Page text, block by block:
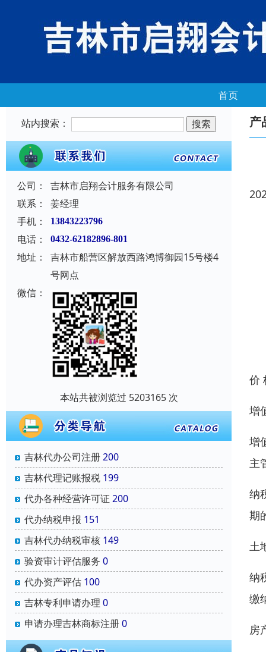
首页
站内搜索：
公司：
吉林市启翔会计服务有限公司
联系：
姜经理
手机：
13843223796
电话： 0432-62182896-801
地址：
吉林市船营区解放西路鸿博御园15号楼4
号网点
微信：
本站共被浏览过 5203165 次
吉林代办公司注册200
吉林代理记账报税 199
代办各种经营许可证 200
代办纳税申报 151
吉林代办纳税审核 149
验资审计评估服务 0
代办资产评估 100
吉林专利申请办理 0
申请办理吉林商标注册0
产
价
增
增
主
纳
期
土
纳
缴
房